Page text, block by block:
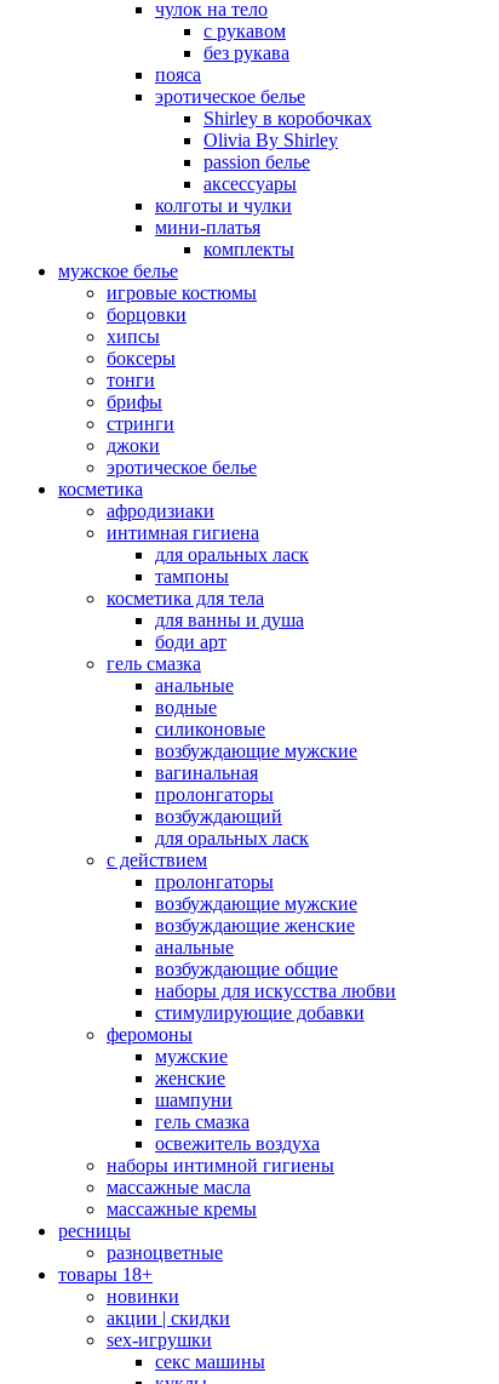
чулок на тело
с рукавом
без рукава
пояса
эротическое белье
Shirley в коробочках
Olivia By Shirley
passion белье
аксессуары
колготы и чулки
мини-платья
комплекты
мужское белье
игровые костюмы
борцовки
хипсы
боксеры
тонги
брифы
стринги
джоки
эротическое белье
косметика
афродизиаки
интимная гигиена
для оральных ласк
тампоны
косметика для тела
для ванны и душа
боди арт
гель смазка
анальные
водные
силиконовые
возбуждающие мужские
вагинальная
пролонгаторы
возбуждающий
для оральных ласк
с действием
пролонгаторы
возбуждающие мужские
возбуждающие женские
анальные
возбуждающие общие
наборы для искусства любви
стимулирующие добавки
феромоны
мужские
женские
шампуни
гель смазка
освежитель воздуха
наборы интимной гигиены
массажные масла
массажные кремы
ресницы
разноцветные
товары 18+
новинки
акции | скидки
sex-игрушки
секс машины